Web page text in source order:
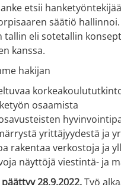
etsii
säätiö
eli sotetallin
kanssa.
hakijan
osaamista
yrittäjyydestä ja
rakentaa verkostoja ja
näyttöjä viestintä- ja
28.9.2022.Työ